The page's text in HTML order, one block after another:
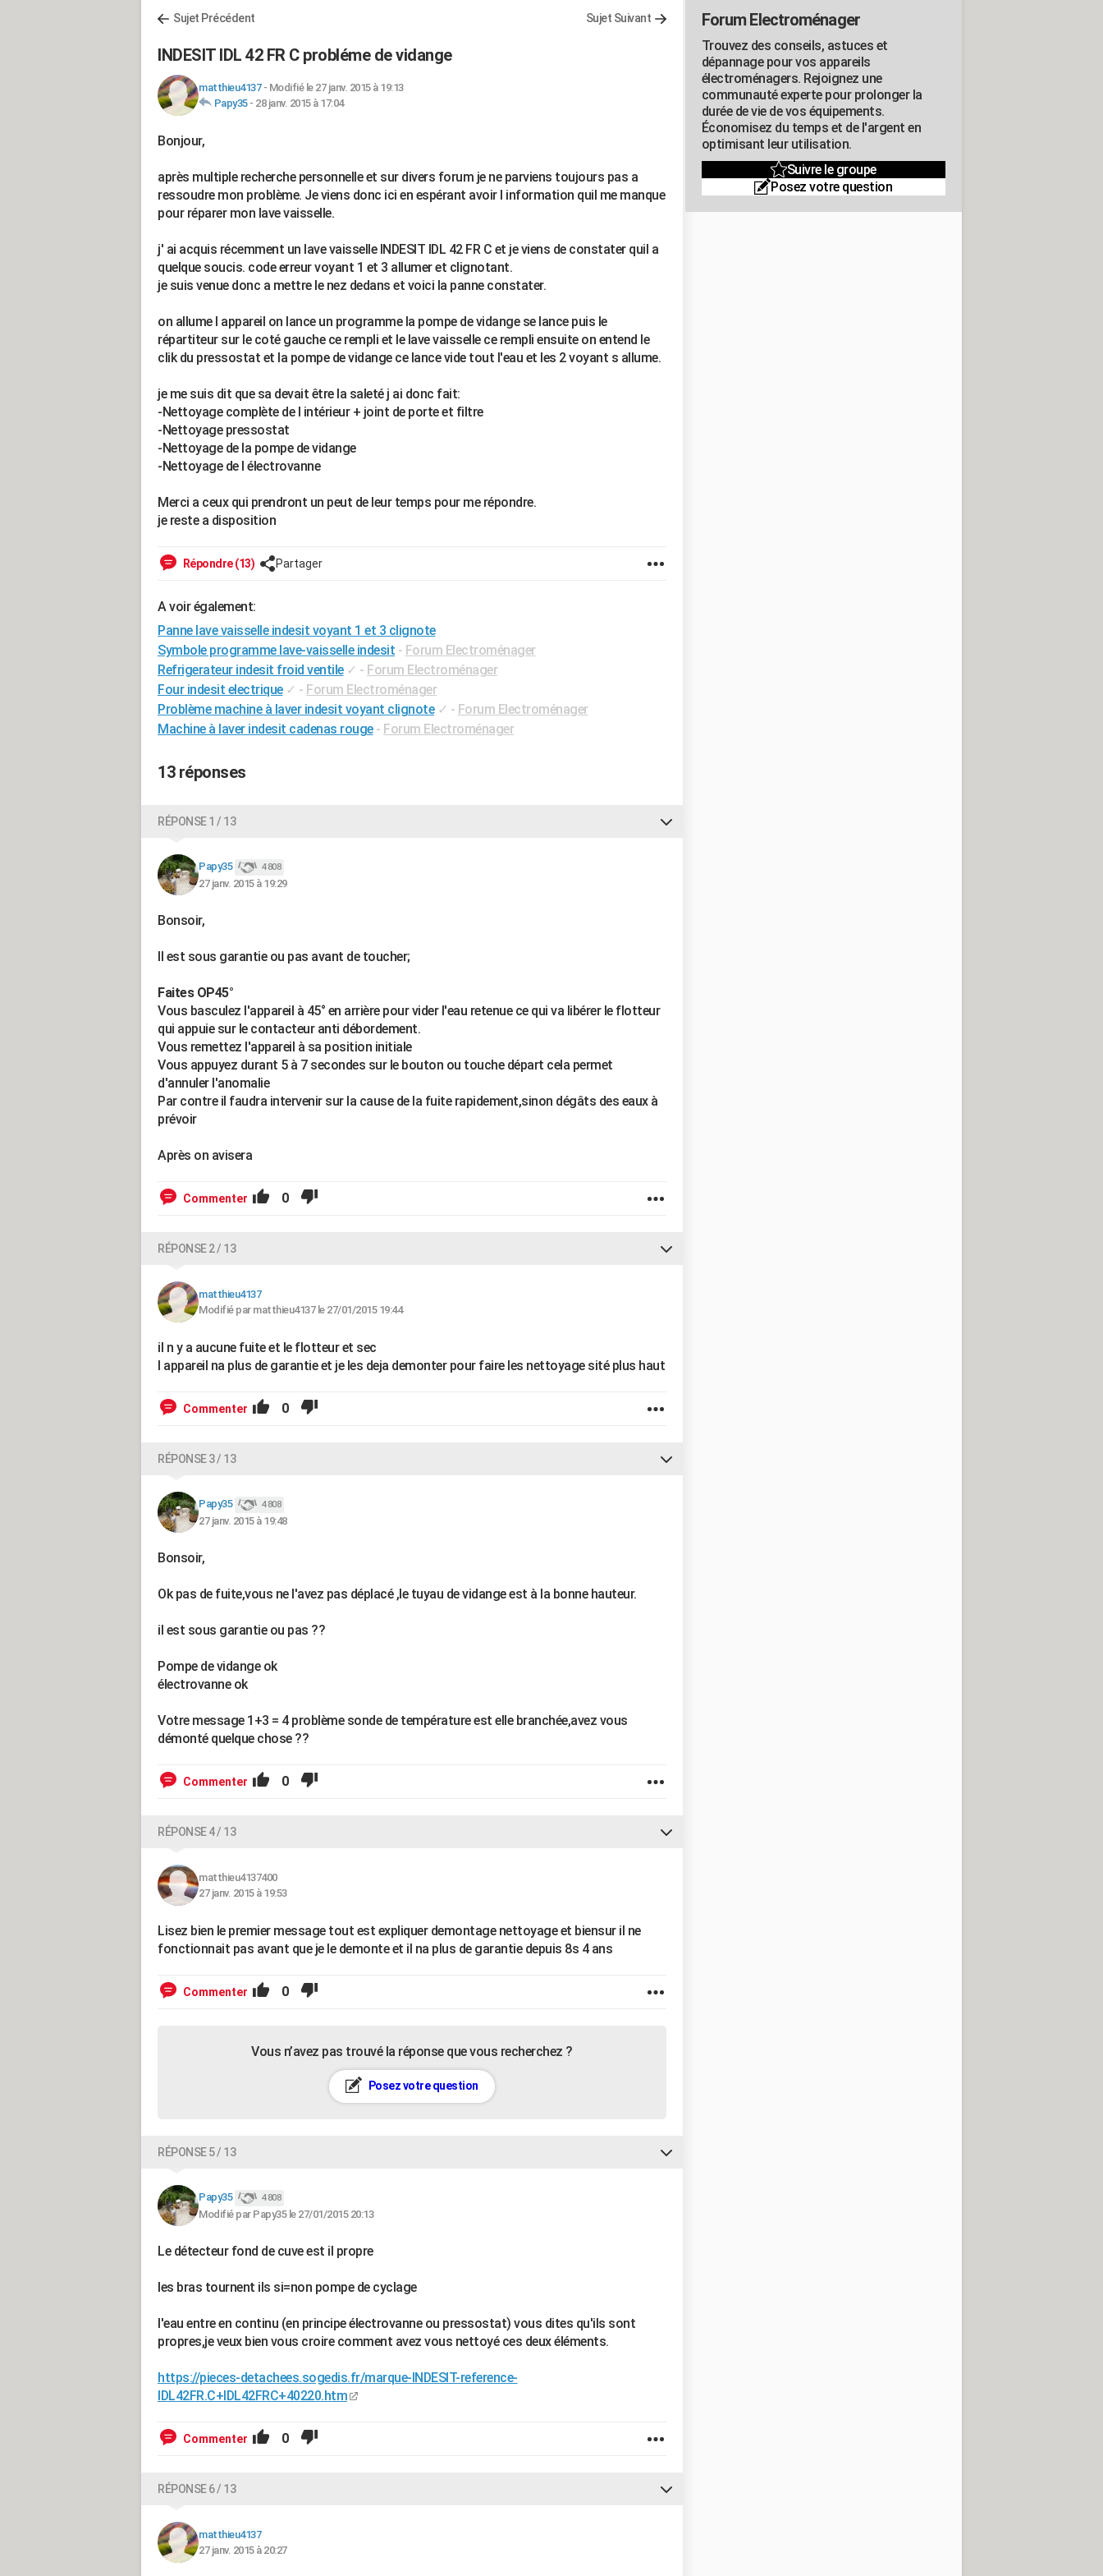
Sujet Précédent Sujet Suivant
INDESIT IDL 42 FR C probléme de vidange
matthieu4137- Modifié le 27 janv. 2015 à 19:13
Papy35- 28 janv. 2015 à 17:04
Bonjour,
après multiple recherche personnelle et sur divers forum je ne parviens toujours pas a
ressoudre mon problème. Je viens donc ici en espérant avoir l information quil me manque
pour réparer mon lave vaisselle.
j' ai acquis récemment un lave vaisselle INDESIT IDL 42 FR C et je viens de constater quil a
quelque soucis. code erreur voyant 1 et 3 allumer et clignotant.
je suis venue donc a mettre le nez dedans et voici la panne constater.
on allume l appareil on lance un programme la pompe de vidange se lance puis le
répartiteur sur le coté gauche ce rempli et le lave vaisselle ce rempli ensuite on entend le
clik du pressostat et la pompe de vidange ce lance vide tout l'eau et les 2 voyant s allume.
je me suis dit que sa devait être la saleté j ai donc fait:
-Nettoyage complète de l intérieur + joint de porte et filtre
-Nettoyage pressostat
-Nettoyage de la pompe de vidange
-Nettoyage de l électrovanne
Merci a ceux qui prendront un peut de leur temps pour me répondre.
je reste a disposition
Répondre (13) Partager
A voir également:
Panne lave vaisselle indesit voyant 1 et 3 clignote
Symbole programme lave-vaisselle indesit - Forum Electroménager
Refrigerateur indesit froid ventile ✓ - Forum Electroménager
Four indesit electrique ✓ - Forum Electroménager
Problème machine à laver indesit voyant clignote ✓ - Forum Electroménager
Machine à laver indesit cadenas rouge - Forum Electroménager
13 réponses
RÉPONSE 1 / 13
Papy35 4 808
27 janv. 2015 à 19:29
Bonsoir,
Il est sous garantie ou pas avant de toucher;
Faites OP45°
Vous basculez l'appareil à 45° en arrière pour vider l'eau retenue ce qui va libérer le flotteur
qui appuie sur le contacteur anti débordement.
Vous remettez l'appareil à sa position initiale
Vous appuyez durant 5 à 7 secondes sur le bouton ou touche départ cela permet
d'annuler l'anomalie
Par contre il faudra intervenir sur la cause de la fuite rapidement,sinon dégâts des eaux à
prévoir
Après on avisera
Commenter 0
RÉPONSE 2 / 13
matthieu4137
Modifié par matthieu4137 le 27/01/2015 19:44
il n y a aucune fuite et le flotteur et sec
l appareil na plus de garantie et je les deja demonter pour faire les nettoyage sité plus haut
Commenter 0
RÉPONSE 3 / 13
Papy35 4 808
27 janv. 2015 à 19:48
Bonsoir,
Ok pas de fuite,vous ne l'avez pas déplacé ,le tuyau de vidange est à la bonne hauteur.
il est sous garantie ou pas ??
Pompe de vidange ok
électrovanne ok
Votre message 1+3 = 4 problème sonde de température est elle branchée,avez vous
démonté quelque chose ??
Commenter 0
RÉPONSE 4 / 13
matthieu4137400
27 janv. 2015 à 19:53
Lisez bien le premier message tout est expliquer demontage nettoyage et biensur il ne
fonctionnait pas avant que je le demonte et il na plus de garantie depuis 8s 4 ans
Commenter 0
Vous n’avez pas trouvé la réponse que vous recherchez ?
Posez votre question
RÉPONSE 5 / 13
Papy35 4 808
Modifié par Papy35 le 27/01/2015 20:13
Le détecteur fond de cuve est il propre
les bras tournent ils si=non pompe de cyclage
l'eau entre en continu (en principe électrovanne ou pressostat) vous dites qu'ils sont
propres,je veux bien vous croire comment avez vous nettoyé ces deux éléments.
https://pieces-detachees.sogedis.fr/marque-INDESIT-reference-
IDL42FR.C+IDL42FRC+40220.htm
Commenter 0
RÉPONSE 6 / 13
matthieu4137
27 janv. 2015 à 20:27
Forum Electroménager
Trouvez des conseils, astuces et
dépannage pour vos appareils
électroménagers. Rejoignez une
communauté experte pour prolonger la
durée de vie de vos équipements.
Économisez du temps et de l'argent en
optimisant leur utilisation.
Suivre le groupe
Posez votre question